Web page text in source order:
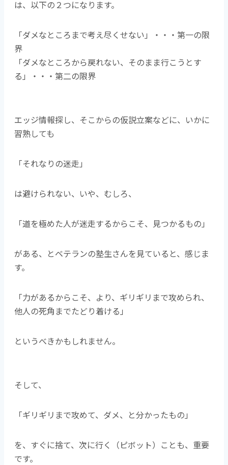
は、以下の２つになります。
「ダメなところまで考え尽くせない」・・・第一の限
界
「ダメなところから戻れない、そのまま行こうとす
る」・・・第二の限界
エッジ情報探し、そこからの仮説立案などに、いかに
習熟しても
「それなりの迷走」
は避けられない、いや、むしろ、
「道を極めた人が迷走するからこそ、見つかるもの」
がある、とベテランの塾生さんを見ていると、感じま
す。
「力があるからこそ、より、ギリギリまで攻められ、
他人の死角までたどり着ける」
というべきかもしれません。
そして、
「ギリギリまで攻めて、ダメ、と分かったもの」
を、すぐに捨て、次に行く（ピボット）ことも、重要
です。